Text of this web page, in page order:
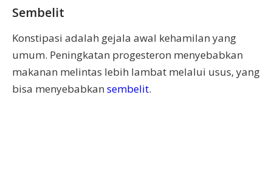
Sembelit
Konstipasi adalah gejala awal kehamilan yang
umum. Peningkatan progesteron menyebabkan
makanan melintas lebih lambat melalui usus, yang
bisa menyebabkan sembelit.